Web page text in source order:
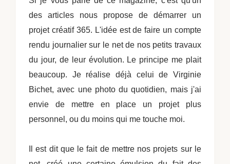
des articles nous propose de démarrer un
projet créatif 365. L'idée est de faire un compte
rendu journalier sur le net de nos petits travaux
du jour, de leur évolution. Le principe me plait
beaucoup. Je réalise déjà celui de Virginie
Bichet, avec une photo du quotidien, mais j'ai
envie de mettre en place un projet plus
personnel, ou du moins qui me touche moi.
Il est dit que le fait de mettre nos projets sur le